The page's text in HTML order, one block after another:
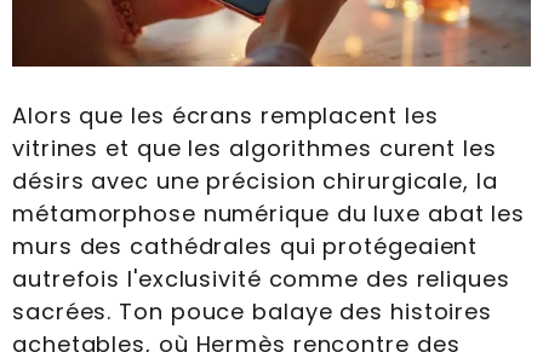
Alors que les écrans remplacent les
vitrines et que les algorithmes curent les
désirs avec une précision chirurgicale, la
métamorphose numérique du luxe abat les
murs des cathédrales qui protégeaient
autrefois l'exclusivité comme des reliques
sacrées. Ton pouce balaye des histoires
achetables, où Hermès rencontre des